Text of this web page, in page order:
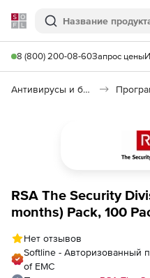
Softline
Поиск
8 (800) 200-08-60Запрос цены
Антивирусы и безопасность
RSA The Security
months) Pack, 100
Нет отзывов
Softline - Авторизованный
of EMC